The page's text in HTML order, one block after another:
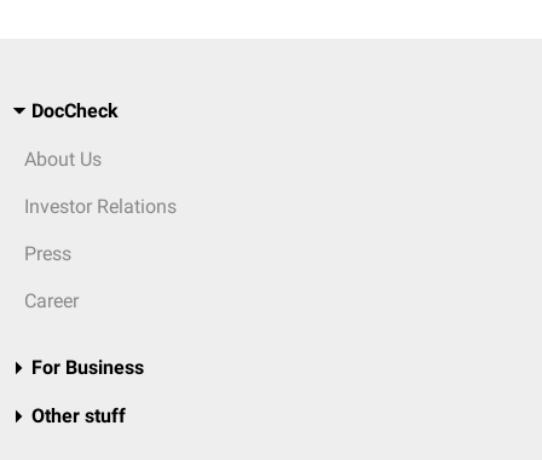
DocCheck
About Us
Investor Relations
Press
Career
For Business
Other stuff